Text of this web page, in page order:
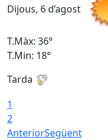
Dijous, 6 d’agost
T.Màx: 36°
T.Min: 18°
Tarda
1
2
AnteriorSegüent